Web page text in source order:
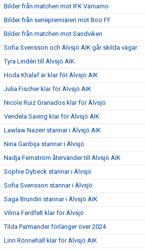
Bilder från matchen mot IFK Värnamo
Bilder från seriepremiären mot Boo FF
Bilder från matchen mot Sandviken
Sofia Svensson och Älvsjö AIK går skilda vägar
Tyra Lindén till Älvsjö AIK
Hoda Khalaf är klar för Älvsjö AIK
Julia Fischer klar för Älvsjö AIK
Nicole Ruiz Granados klar för Älvsjö
Vendela Saving klar för Älvsjö AIK
Lawlaw Nazeri stannar i Älvsjö AIK
Nina Garibija stannar i Älvsjö
Nadja Fernström återvänder till Älvsjö AIK
Sophie Dybeck stannar i Älvsjö
Sofia Svensson stannar i Älvsjö
Saga Brundin stannar i Älvsjö AIK
Vilma Ferdfelt klar för Älvsjö
Tilda Parmander förlänger över 2024
Linn Rönnehäll klar för Älvsjö AIK